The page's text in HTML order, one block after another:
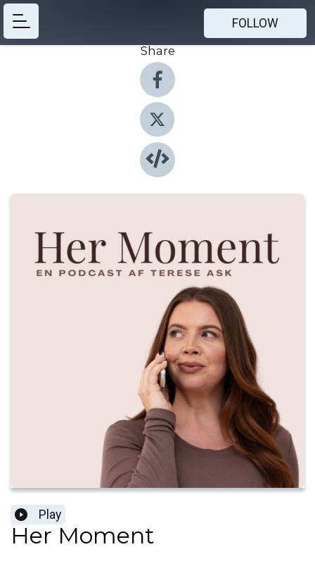
FOLLOW
Share
Play
Her Moment